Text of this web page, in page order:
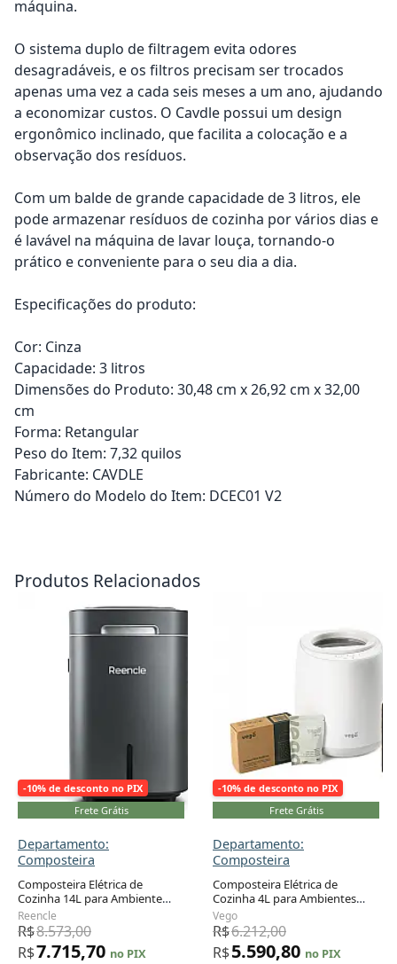
máquina.
O sistema duplo de filtragem evita odores
desagradáveis, e os filtros precisam ser trocados
apenas uma vez a cada seis meses a um ano, ajudando
a economizar custos. O Cavdle possui um design
ergonômico inclinado, que facilita a colocação e a
observação dos resíduos.
Com um balde de grande capacidade de 3 litros, ele
pode armazenar resíduos de cozinha por vários dias e
é lavável na máquina de lavar louça, tornando-o
prático e conveniente para o seu dia a dia.
Especificações do produto:
Cor: Cinza
Capacidade: 3 litros
Dimensões do Produto: 30,48 cm x 26,92 cm x 32,00
cm
Forma: Retangular
Peso do Item: 7,32 quilos
Fabricante: CAVDLE
Número do Modelo do Item: DCEC01 V2
Produtos Relacionados
-10% de desconto no PIX
Frete Grátis
Departamento:
Composteira
Composteira Elétrica de
Cozinha 14L para Ambiente
Interno com Tecnologia
Whisper-Quiet e Decomposição
Rápida, 110V, Reencle, Cinza
Reencle
R$8.573,00
R$7.715,70 no PIX
-10% de desconto no PIX
Frete Grátis
Departamento:
Composteira
Composteira Elétrica de
Cozinha 4L para Ambientes
Internos com 5 Modos,
Inteligente Baseada em Peso e
Aplicativo, 110V, Vego, Branca
Vego
R$6.212,00
R$5.590,80 no PIX
Adicionar ao carrinho Adicionar ao carrinho